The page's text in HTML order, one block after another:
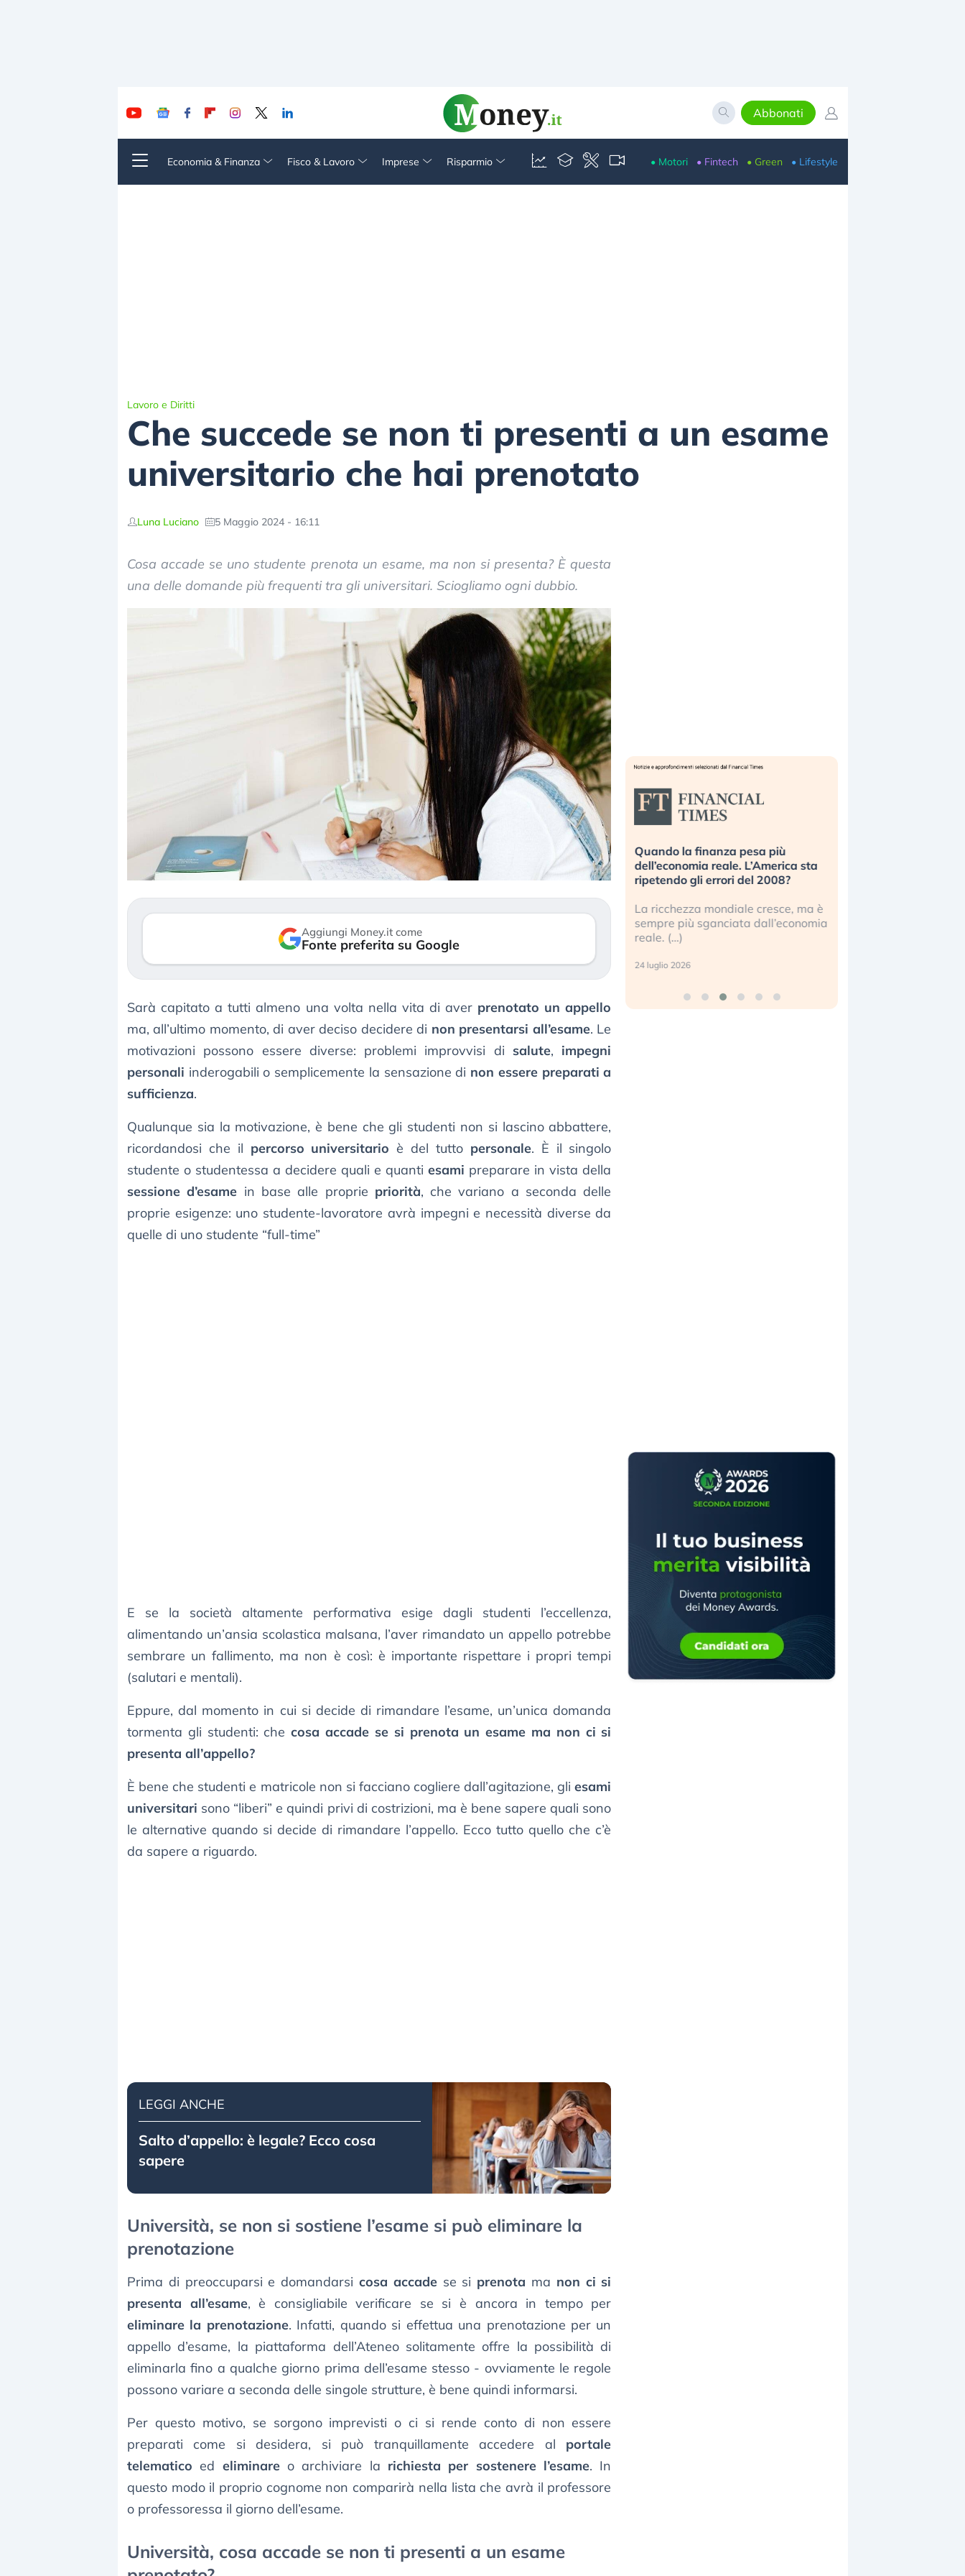
Abbonati
Economia & Finanza Fisco & Lavoro Imprese Risparmio • Motori • Fintech • Green • Lifestyle
Lavoro e Diritti
Che succede se non ti presenti a un esame
universitario che hai prenotato
Luna Luciano 5 Maggio 2024 - 16:11
Cosa accade se uno studente prenota un esame, ma non si presenta? È questa
una delle domande più frequenti tra gli universitari. Sciogliamo ogni dubbio.
Aggiungi Money.it come
Fonte preferita su Google
Sarà capitato a tutti almeno una volta nella vita di aver prenotato un appello
ma, all’ultimo momento, di aver deciso decidere di non presentarsi all’esame. Le
motivazioni possono essere diverse: problemi improvvisi di salute, impegni
personali inderogabili o semplicemente la sensazione di non essere preparati a
sufficienza.
Qualunque sia la motivazione, è bene che gli studenti non si lascino abbattere,
ricordandosi che il percorso universitario è del tutto personale. È il singolo
studente o studentessa a decidere quali e quantiesami preparare in vista della
sessione d’esame in base alle proprie priorità, che variano a seconda delle
proprie esigenze: uno studente-lavoratore avrà impegni e necessità diverse da
quelle di uno studente “full-time”
E se la società altamente performativa esige dagli studenti l’eccellenza,
alimentando un’ansia scolastica malsana, l’aver rimandato un appello potrebbe
sembrare un fallimento, ma non è così: è importante rispettare i propri tempi
(salutari e mentali).
Eppure, dal momento in cui si decide di rimandare l’esame, un’unica domanda
tormenta gli studenti: checosa accade se si prenota un esame ma non ci si
presenta all’appello?
È bene che studenti e matricole non si facciano cogliere dall’agitazione, gliesami
universitari sono “liberi” e quindi privi di costrizioni, ma è bene sapere quali sono
le alternative quando si decide di rimandare l’appello. Ecco tutto quello che c’è
da sapere a riguardo.
LEGGI ANCHE
Salto d’appello: è legale? Ecco cosa
sapere
Università, se non si sostiene l’esame si può eliminare la
prenotazione
Prima di preoccuparsi e domandarsi cosa accadese si prenota ma non ci si
presenta all’esame, è consigliabile verificare se si è ancora in tempo per
eliminare la prenotazione. Infatti, quando si effettua una prenotazione per un
appello d’esame, la piattaforma dell’Ateneo solitamente offre la possibilità di
eliminarla fino a qualche giorno prima dell’esame stesso - ovviamente le regole
possono variare a seconda delle singole strutture, è bene quindi informarsi.
Per questo motivo, se sorgono imprevisti o ci si rende conto di non essere
preparati come si desidera, si può tranquillamente accedere al portale
telematico ed eliminareo archiviare la richiesta per sostenere l’esame. In
questo modo il proprio cognome non comparirà nella lista che avrà il professore
o professoressa il giorno dell’esame.
Università, cosa accade se non ti presenti a un esame
Dalle valutazioni estreme alla
correzione. Cosa sta guidando il
repricing degli asset?
3 agosto 2026
«La mia vita è rovinata». Investitori
in preda al panico dopo lo scoppio
della bolla AI
Kospi, mentre gli investitori retail (…)
30 luglio 2026
Quando la finanza pesa più
dell’economia reale. L’America sta
ripetendo gli errori del 2008?
La ricchezza mondiale cresce, ma è
sempre più sganciata dall’economia
reale. (…)
24 luglio 2026